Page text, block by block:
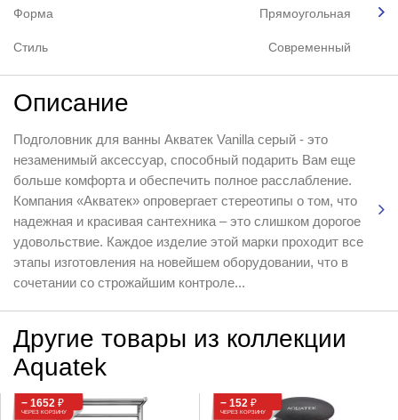
Форма Прямоугольная
Стиль Современный
Описание
Подголовник для ванны Акватек Vanilla серый - это
незаменимый аксессуар, способный подарить Вам еще
больше комфорта и обеспечить полное расслабление.
Компания «Акватек» опровергает стереотипы о том, что
надежная и красивая сантехника – это слишком дорогое
удовольствие. Каждое изделие этой марки проходит все
этапы изготовления на новейшем оборудовании, что в
сочетании со строжайшим контроле...
Другие товары из коллекции
Aquatek
− 1652 ₽
ЧЕРЕЗ КОРЗИНУ
− 152 ₽
ЧЕРЕЗ КОРЗИНУ